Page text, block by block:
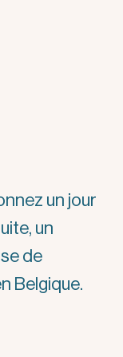
un jour
un
de
Belgique.